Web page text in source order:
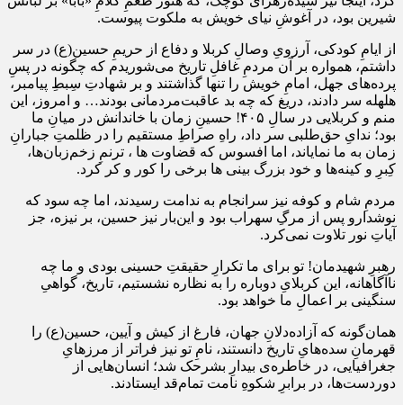
شیرین بود، در آغوشِ نیای خویش به ملکوت پیوست.
از ایامِ کودکی، آرزویِ وصالِ کربلا و دفاع از حریمِ حسین(ع) در سر
داشتم، همواره بر آن مردمِ غافلِ تاریخ می‌شوریدم که چگونه در پسِ
پرده‌های جهل، امامِ خویش را تنها گذاشتند و بر شهادتِ سِبطِ پیامبر،
هلهله سر دادند، دریغ که چه بد عاقبت‌مردمانی بودند… و امروز، این
منم و کربلایی در سالِ ۴۰۵! حسینِ زمان با خاندانش در میانِ ما
بود؛ ندایِ حق‌طلبی سر داد، راهِ صراطِ مستقیم را در ظلمتِ جبارانِ
زمان به ما نمایاند، اما افسوس که قضاوت ها ، ترنمِ زخم‌زبان‌ها،
کِبرِ و کینه‌ها و خود بزرگ بینی ها برخی را کور و کر کرد.
مردمِ شام و کوفه نیز سرانجام به ندامت رسیدند، اما چه سود که
نوشدارو پس از مرگِ سهراب بود و این‌بار نیز حسین، بر نیزه، جز
آیاتِ نور تلاوت نمی‌کرد.
رهبرِ شهیدمان! تو برای ما تکرارِ حقیقتِ حسینی بودی و ما چه
ناآگاهانه، این کربلایِ دوباره را به نظاره نشستیم، تاریخ، گواهیِ
سنگینی بر اعمالِ ما خواهد بود.
همان‌گونه که آزاده‌دلانِ جهان، فارغ از کیش و آیین، حسین(ع) را
قهرمانِ سده‌هایِ تاریخ دانستند، نامِ تو نیز فراتر از مرزهایِ
جغرافیایی، در خاطره‌ی بیدارِ بشرحک شد؛ انسان‌هایی از
دوردست‌ها، در برابرِ شکوهِ نامت تمام‌قد ایستادند.